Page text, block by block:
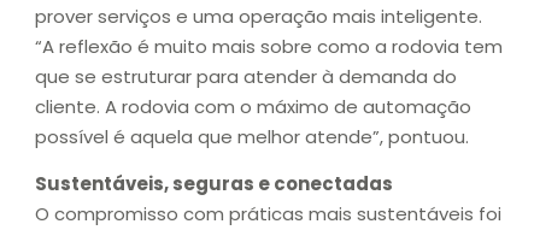
prover serviços e uma operação mais inteligente.
“A reflexão é muito mais sobre como a rodovia tem
que se estruturar para atender à demanda do
cliente. A rodovia com o máximo de automação
possível é aquela que melhor atende”, pontuou.
Sustentáveis, seguras e conectadas
O compromisso com práticas mais sustentáveis foi